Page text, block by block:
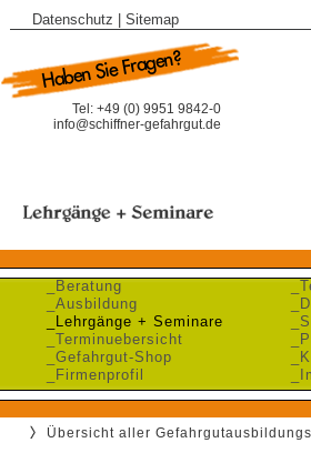
Datenschutz Sitemap
Tel: +49 (0) 9951 9842-0
info@schiffner-gefahrgut.de
_Beratung
_Ausbildung
_Lehrgänge + Seminare
_Terminuebersicht
_Gefahrgut-Shop
_Firmenprofil
Übersicht aller